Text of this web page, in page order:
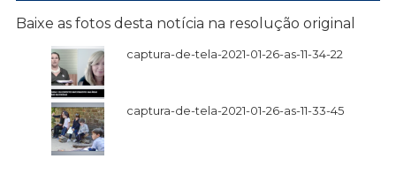
Baixe as fotos desta notícia na resolução original
captura-de-tela-2021-01-26-as-11-34-22
captura-de-tela-2021-01-26-as-11-33-45